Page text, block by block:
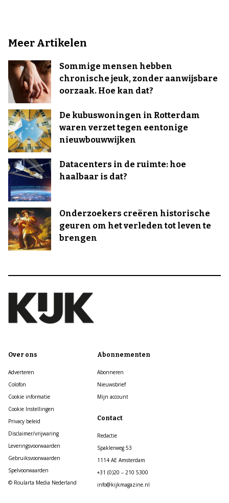
Meer Artikelen
Sommige mensen hebben
chronische jeuk, zonder aanwijsbare
oorzaak. Hoe kan dat?
De kubuswoningen in Rotterdam
waren verzet tegen eentonige
nieuwbouwwijken
Datacenters in de ruimte: hoe
haalbaar is dat?
Onderzoekers creëren historische
geuren om het verleden tot leven te
brengen
Over ons
Adverteren
Colofon
Cookie informatie
Cookie Instellingen
Privacy beleid
Disclaimer/vrijwaring
Leveringsvoorwaarden
Gebruiksvoorwaarden
Spelvoorwaarden
© Roularta Media Nederland
Abonnementen
Abonneren
Nieuwsbrief
Mijn account
Contact
Redactie
Spaklerweg 53
1114 AE Amsterdam
+31 (0)20 – 210 5300
info@kijkmagazine.nl